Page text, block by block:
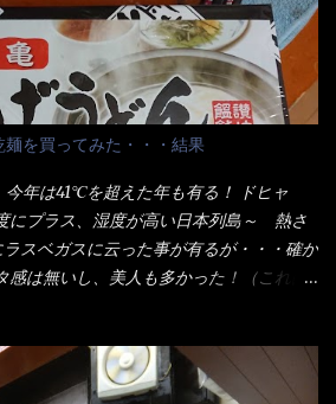
直後の麺だけいいよ！となるでしょ
たら、やっぱり＜湯無し＞注文は、裏注
。 それと店員によっては、理解出来ない
そこでランチ混雑前に、行くのが店への
内に入り・・・『釜揚げうどん得を湯ナ
場にいたオッサン店員はキョトンとし
全く理解していないな） すると茹で方
いい！！』とオッサンを向こうへやっ
用意してうどんだけ入れて出して来まし
・・・ で今日の2021年後半1回目のサ
である。 前回も、大しか食べていない
満腹度になるのか？ この得サイズの木
を買ってみた・・・結果
年は41℃を超えた年も有る！ ドヒャ
にプラス、湿度が高い日本列島～ 熱さ
スベガスに云った事が有るが・・・確か
感は無いし、美人も多かった！（これは
日頃お世話になっている方への＜ご挨
です。 今では、大分廃れてしまってい